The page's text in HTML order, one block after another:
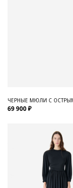
ЧЕРНЫЕ МЮЛИ С ОСТРЫМ
69 900 ₽